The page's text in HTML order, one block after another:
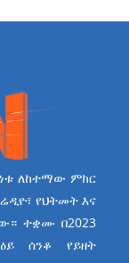
ለከተማው ምክር
የህትመት እና
ተቋሙ በ2023
ሰንቆ የይዘት